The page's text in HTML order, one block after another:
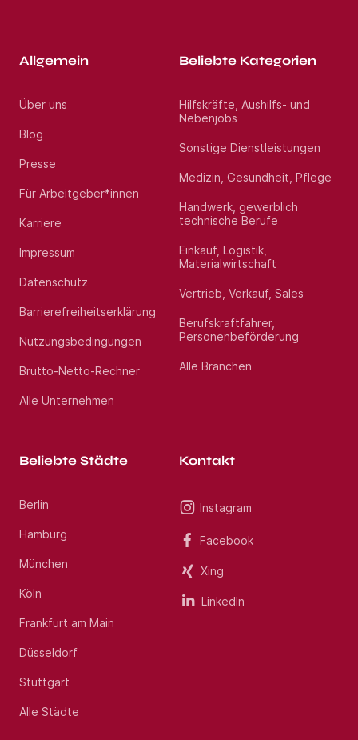
Allgemein
Über uns
Blog
Presse
Für Arbeitgeber*innen
Karriere
Impressum
Datenschutz
Barrierefreiheitserklärung
Nutzungsbedingungen
Brutto-Netto-Rechner
Alle Unternehmen
Beliebte Kategorien
Hilfskräfte, Aushilfs- und
Nebenjobs
Sonstige Dienstleistungen
Medizin, Gesundheit, Pflege
Handwerk, gewerblich
technische Berufe
Einkauf, Logistik,
Materialwirtschaft
Vertrieb, Verkauf, Sales
Berufskraftfahrer,
Personenbeförderung
Alle Branchen
Beliebte Städte
Berlin
Hamburg
München
Köln
Frankfurt am Main
Düsseldorf
Stuttgart
Alle Städte
Kontakt
Instagram
Facebook
Xing
LinkedIn